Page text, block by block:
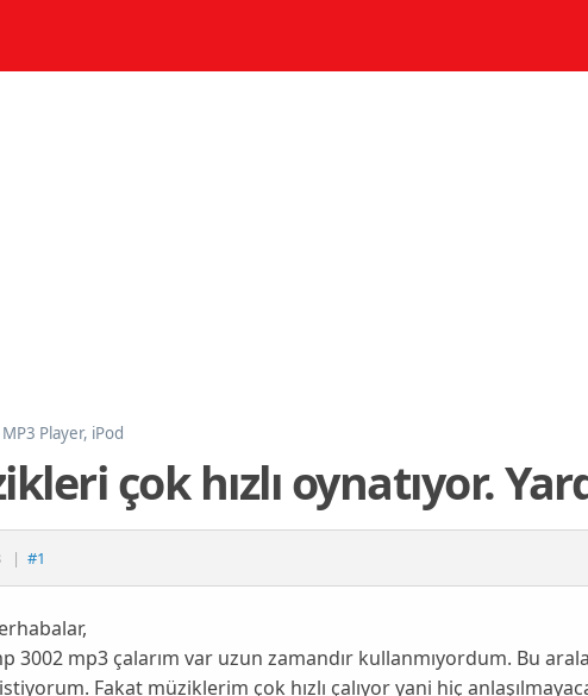
MP3 Player, iPod
çok hızlı oynatıyor.
| #1
3002 mp3 çalarım var uzun zamandır kullanmıyordum. Bu
Fakat müziklerim çok hızlı çalıyor yani hiç